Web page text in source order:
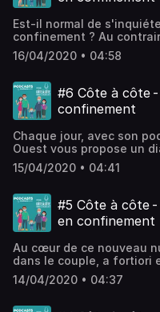
Est-il normal de
confinement ? Au
Côte à côte s'interroge
adultes, et leurs parents.
16/04/2020 • 04:58
#6 Côte à côte
confinement
Chaque jour, avec son
Ouest vous propose un
psychothérapeute en
s'intéresse aux "solos"
15/04/2020 • 04:41
#5 Côte à côte
en confinement
Au cœur de ce nouveau
dans le couple, a fortiori
14/04/2020 • 04:37